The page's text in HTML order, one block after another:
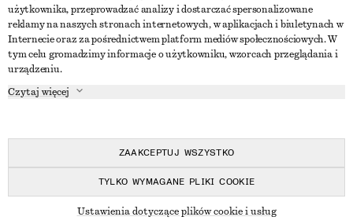
SKONTAKTUJ SIĘ Z NAMI
Skontaktuj się z nami
Wyszukiwarka sklepów
Partnerzy
Instagram
OBSŁUGA KLIENTA
Płatności
Karta podarunkowa
Często zadawane pytania
Przewodnik po rozmiarach
O NAS
W trakcie tworzenia
© 2026 & OTHER STORIES
użytkownika, przeprowadzać analizy i dostarczać spersonalizowane
reklamy na naszych stronach internetowych, w aplikacjach i biuletynach w
Internecie oraz za pośrednictwem platform mediów społecznościowych. W
tym celu gromadzimy informacje o użytkowniku, wzorcach przeglądania i
urządzeniu.
Czytaj więcej
ZAAKCEPTUJ WSZYSTKO
TYLKO WYMAGANE PLIKI COOKIE
Ustawienia dotyczące plików cookie i usług